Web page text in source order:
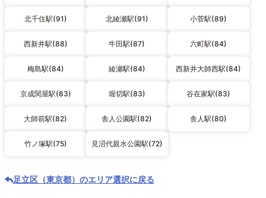
北千住駅(91) 北綾瀬駅(91) 小菅駅(89)
西新井駅(88) 牛田駅(87) 六町駅(84)
梅島駅(84) 綾瀬駅(84) 西新井大師西駅(84)
京成関屋駅(83) 堀切駅(83) 谷在家駅(83)
大師前駅(82) 舎人公園駅(82) 舎人駅(80)
竹ノ塚駅(75) 見沼代親水公園駅(72)
足立区（東京都）のエリア選択に戻る